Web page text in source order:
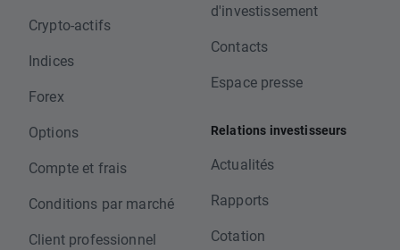
Crypto-actifs
Indices
Forex
Options
Compte et frais
Conditions par marché
Client professionnel
d'investissement
Contacts
Espace presse
Relations investisseurs
Actualités
Rapports
Cotation